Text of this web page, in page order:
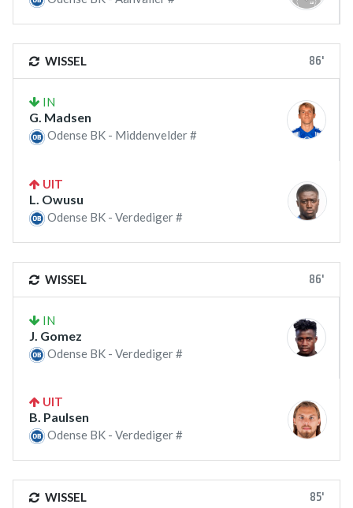
WISSEL 86'
IN
G. Madsen
Odense BK - Middenvelder #
UIT
L. Owusu
Odense BK - Verdediger #
WISSEL 86'
IN
J. Gomez
Odense BK - Verdediger #
UIT
B. Paulsen
Odense BK - Verdediger #
WISSEL 85'